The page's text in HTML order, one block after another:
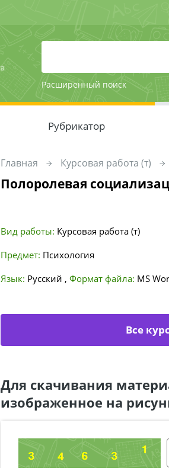
Расширенный поиск
Рубрикатор
Главная Курсовая работа (т)
Полоролевая
Вид работы: Курсовая работа (т)
Предмет: Психология
Язык: Русский , Формат файла: MS
Все
Для скачивания
изображенное на